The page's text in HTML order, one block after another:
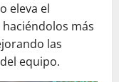
eleva el
más
las
equipo.